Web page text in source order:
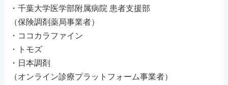
・千葉大学医学部附属病院 患者支援部
（保険調剤薬局事業者）
・ココカラファイン
・トモズ
・日本調剤
（オンライン診療プラットフォーム事業者）